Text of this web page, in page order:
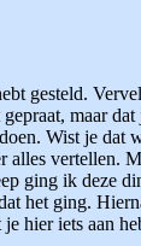
gesteld.
maar
Wist je
alles vertellen.
ging ik deze
het ging.
hier iets aan